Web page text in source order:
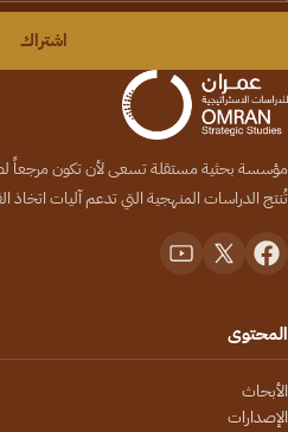
اشتراك
مؤسسة بحثية مستقلة تسعى لأن تكون مرجعاً
تُنتج الدراسات المنهجية التي تدعم آليات اتخاذ
المحتوى
الأبحاث
الإصدارات